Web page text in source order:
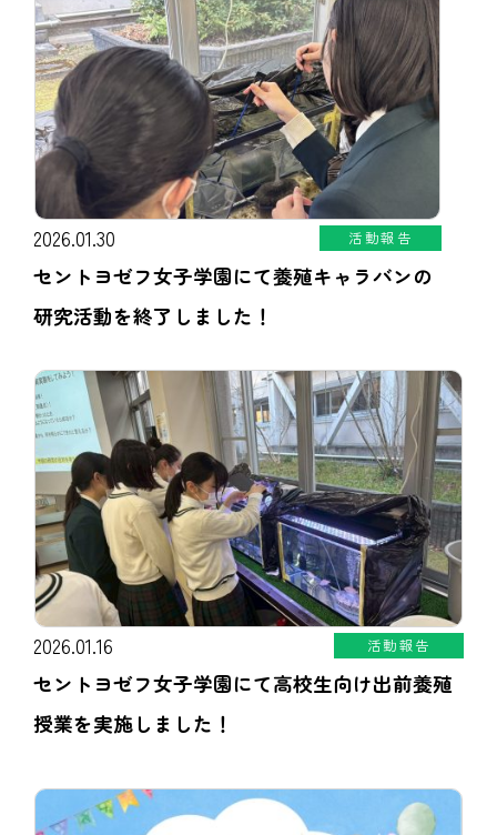
2026.01.30 活動報告
セントヨゼフ女子学園にて養殖キャラバンの
研究活動を終了しました！
2026.01.16 活動報告
セントヨゼフ女子学園にて高校生向け出前養殖
授業を実施しました！